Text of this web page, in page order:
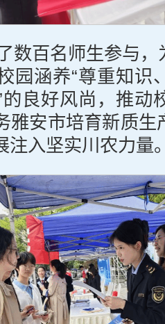
数百名师生参与
园涵养“尊重知识
良好风尚，推动
雅安市培育新质生
注入坚实川农力量